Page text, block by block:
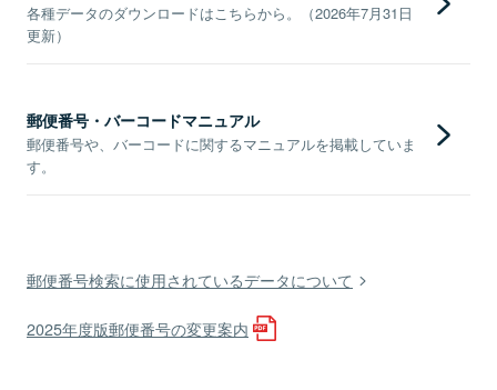
各種データのダウンロードはこちらから。（2026年7月31日
更新）
郵便番号・バーコードマニュアル
郵便番号や、バーコードに関するマニュアルを掲載していま
す。
郵便番号検索に使用されているデータについて
2025年度版郵便番号の変更案内